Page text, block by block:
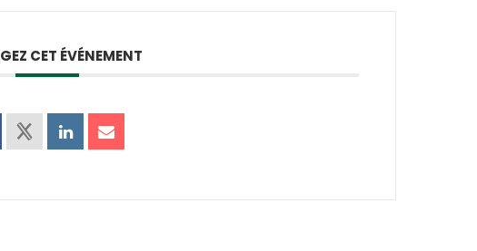
CET ÉVÉNEMENT